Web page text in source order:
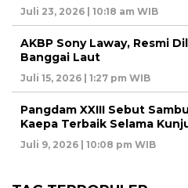
Juli 23, 2026 | 10:18 am WIB
AKBP Sony Laway, Resmi
Banggai Laut
Juli 15, 2026 | 1:27 pm WIB
Pangdam XXIII Sebut
Kaepa Terbaik Selama
Juli 9, 2026 | 10:08 pm WIB